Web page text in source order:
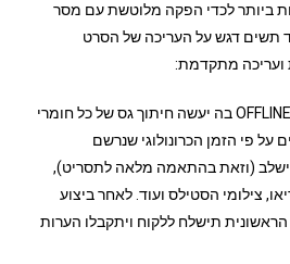
ביותר לכדי הפקה מלוטשת עם מסר
תשים דגש על העריכה של הסרט
ועריכה מתקדמת:
– עריכת OFFLINE בה יעשה חיתוך גס של כל חומרי
על פי הזמן הכרונולוגי שנרשם
ישלב (וזאת בהתאמה מלאה לתסריט),
צילומי הסטילס ועוד. לאחר ביצוע
תישלח ללקוח ויתקבלו הערות